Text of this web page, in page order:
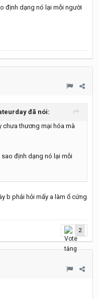
định dạng nó lại mỗi người
đã nói:
chưa thương mại hóa mà
định dạng nó lại mỗi
b phải hỏi mấy a làm ổ cứng
2